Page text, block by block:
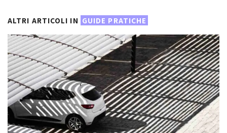
ALTRI ARTICOLI IN GUIDE PRATICHE